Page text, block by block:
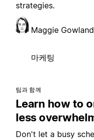
strategies.
Maggie Gowland
마케팅
팀과 함께
Learn how to
less
Don't let a busy